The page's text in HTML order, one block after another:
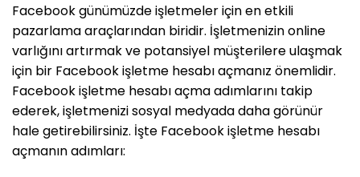
Facebook günümüzde işletmeler için en etkili
pazarlama araçlarından biridir. İşletmenizin online
varlığını artırmak ve potansiyel müşterilere ulaşmak
için bir Facebook işletme hesabı açmanız önemlidir.
Facebook işletme hesabı açma adımlarını takip
ederek, işletmenizi sosyal medyada daha görünür
hale getirebilirsiniz. İşte Facebook işletme hesabı
açmanın adımları: